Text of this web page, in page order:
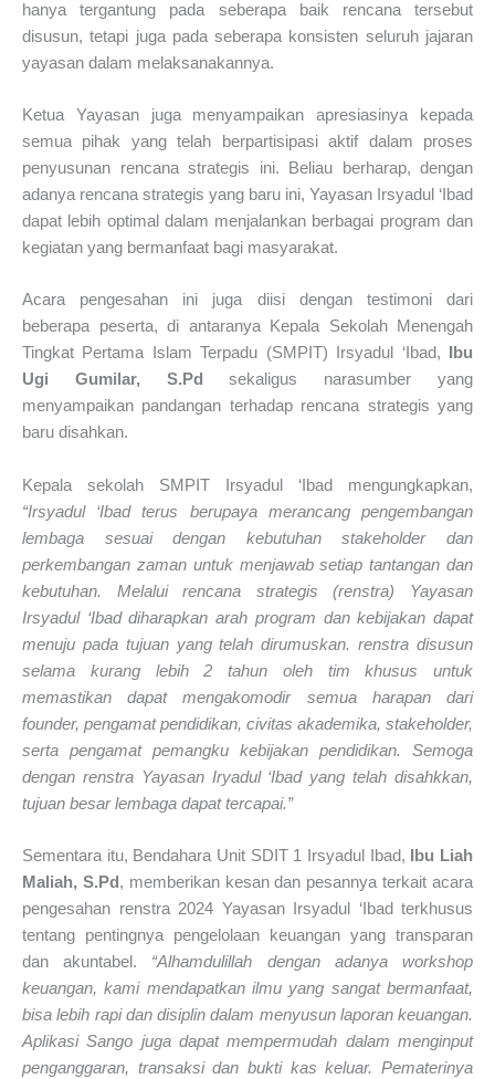
hanya tergantung pada seberapa baik rencana tersebut
disusun, tetapi juga pada seberapa konsisten seluruh jajaran
yayasan dalam melaksanakannya.
Ketua Yayasan juga menyampaikan apresiasinya kepada
semua pihak yang telah berpartisipasi aktif dalam proses
penyusunan rencana strategis ini. Beliau berharap, dengan
adanya rencana strategis yang baru ini, Yayasan Irsyadul ‘Ibad
dapat lebih optimal dalam menjalankan berbagai program dan
kegiatan yang bermanfaat bagi masyarakat.
Acara pengesahan ini juga diisi dengan testimoni dari
beberapa peserta, di antaranya Kepala Sekolah Menengah
Tingkat Pertama Islam Terpadu (SMPIT) Irsyadul ‘Ibad,
Ibu
Ugi Gumilar, S.Pd
sekaligus narasumber yang
menyampaikan pandangan terhadap rencana strategis yang
baru disahkan.
Kepala sekolah SMPIT Irsyadul ‘Ibad mengungkapkan,
“Irsyadul ‘Ibad terus berupaya merancang pengembangan
lembaga sesuai dengan kebutuhan stakeholder dan
perkembangan zaman untuk menjawab setiap tantangan dan
kebutuhan. Melalui rencana strategis (renstra) Yayasan
Irsyadul ‘Ibad diharapkan arah program dan kebijakan dapat
menuju pada tujuan yang telah dirumuskan. renstra disusun
selama kurang lebih 2 tahun oleh tim khusus untuk
memastikan dapat mengakomodir semua harapan dari
founder, pengamat pendidikan, civitas akademika, stakeholder,
serta pengamat pemangku kebijakan pendidikan. Semoga
dengan renstra Yayasan Iryadul ‘Ibad yang telah disahkkan,
tujuan besar lembaga dapat tercapai.”
Sementara itu, Bendahara Unit SDIT 1 Irsyadul Ibad,
Ibu Liah
Maliah, S.Pd , memberikan kesan dan pesannya terkait acara
pengesahan renstra 2024 Yayasan Irsyadul ‘Ibad terkhusus
tentang pentingnya pengelolaan keuangan yang transparan
dan akuntabel. “Alhamdulillah dengan adanya workshop
keuangan, kami mendapatkan ilmu yang sangat bermanfaat,
bisa lebih rapi dan disiplin dalam menyusun laporan keuangan.
Aplikasi Sango juga dapat mempermudah dalam menginput
penganggaran, transaksi dan bukti kas keluar. Pematerinya